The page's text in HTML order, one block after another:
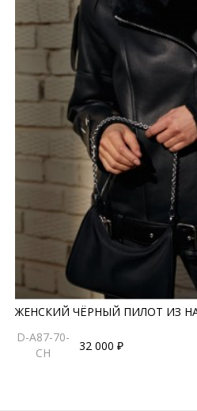
ЖЕНСКИЙ ЧЁРНЫЙ ПИЛОТ ИЗ
D-A87-70-
CH
32 000 ₽